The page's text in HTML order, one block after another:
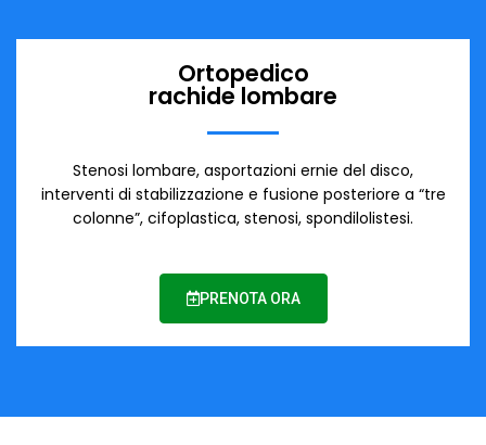
Ortopedico
rachide lombare
Stenosi lombare, asportazioni ernie del disco,
interventi di stabilizzazione e fusione posteriore a “tre
colonne”, cifoplastica, stenosi, spondilolistesi.
PRENOTA ORA